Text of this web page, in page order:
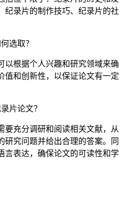
纪录片的制作技巧、纪录片的社
选取？
以根据个人兴趣和研究领域来确
值和创新性，以保证论文有一定
片论文？
要充分调研和阅读相关文献，从
研究问题并给出合理的答案。同
言表达，确保论文的可读性和学